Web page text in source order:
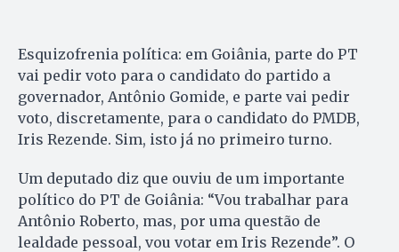
Esquizofrenia política: em Goiânia, parte do PT
vai pedir voto para o candidato do partido a
governador, Antônio Gomide, e parte vai pedir
voto, discretamente, para o candidato do PMDB,
Iris Rezende. Sim, isto já no primeiro turno.
Um deputado diz que ouviu de um importante
político do PT de Goiânia: “Vou trabalhar para
Antônio Roberto, mas, por uma questão de
lealdade pessoal, vou votar em Iris Rezende”. O